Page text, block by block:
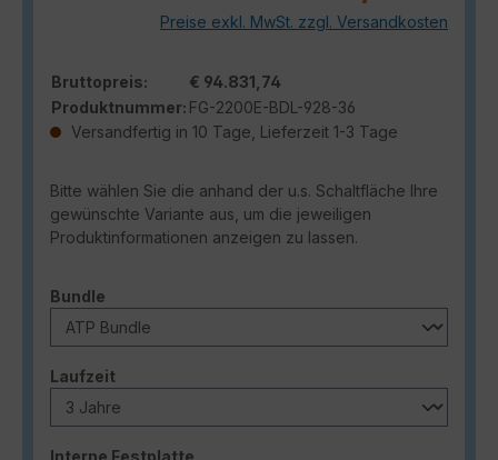
Preise exkl. MwSt. zzgl. Versandkosten
Bruttopreis:
€ 94.831,74
Produktnummer: FG-2200E-BDL-928-36
Versandfertig in 10 Tage, Lieferzeit 1-3 Tage
Bitte wählen Sie die anhand der u.s. Schaltfläche Ihre
gewünschte Variante aus, um die jeweiligen
Produktinformationen anzeigen zu lassen.
Bundle
Laufzeitauswählen
Interne Festplatte